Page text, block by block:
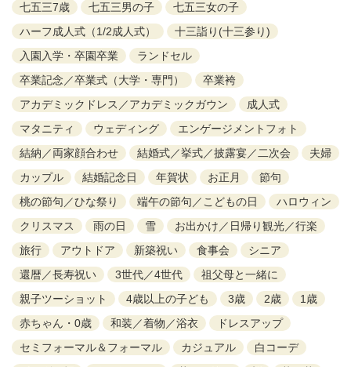
七五三7歳
七五三男の子
七五三女の子
ハーフ成人式（1/2成人式）
十三詣り(十三参り)
入園入学・卒園卒業
ランドセル
卒業記念／卒業式（大学・専門）
卒業袴
アカデミックドレス／アカデミックガウン
成人式
マタニティ
ウェディング
エンゲージメントフォト
結納／両家顔合わせ
結婚式／挙式／披露宴／二次会
夫婦
カップル
結婚記念日 年賀状 お正月
節句
桃の節句／ひな祭り
端午の節句／こどもの日
ハロウィン
クリスマス
雨の日 雪
お出かけ／日帰り観光／行楽
旅行
アウトドア 新築祝い 食事会
シニア
還暦／長寿祝い
3世代／4世代
祖父母と一緒に
親子ツーショット
4歳以上の子ども 3歳 2歳
1歳
赤ちゃん・0歳
和装／着物／浴衣
ドレスアップ
セミフォーマル＆フォーマル
カジュアル
白コーデ